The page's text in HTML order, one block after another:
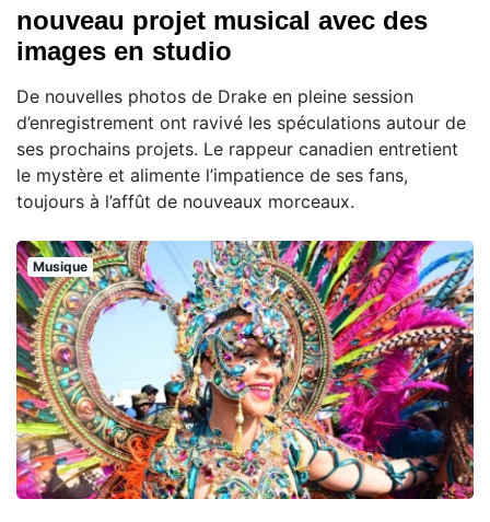
nouveau projet musical avec des
images en studio
De nouvelles photos de Drake en pleine session
d’enregistrement ont ravivé les spéculations autour de
ses prochains projets. Le rappeur canadien entretient
le mystère et alimente l’impatience de ses fans,
toujours à l’affût de nouveaux morceaux.
Musique